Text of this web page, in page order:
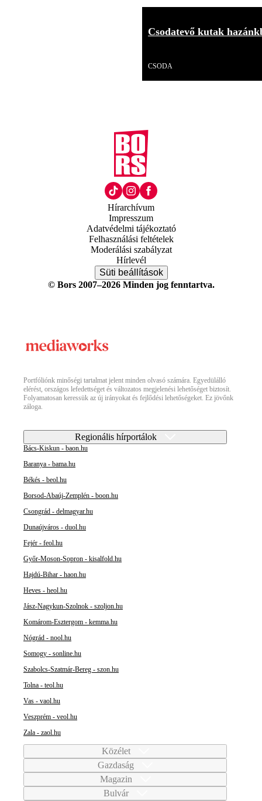
Csodatevő kutak
CSODA
Hírarchívum
Impresszum
Adatvédelmi tájékoztató
Felhasználási feltételek
Moderálási szabályzat
Hírlevél
Süti beállítások
© Bors 2007–2026 Minden jog fenntartva.
Portfóliónk minőségi tartalmat jelent minden olvasó számára. Egyedülálló
elérést, országos lefedettséget és változatos megjelenési lehetőséget biztosít.
Folyamatosan keressük az új irányokat és fejlődési lehetőségeket. Ez jövőnk
záloga.
Regionális hírportálok
Bács-Kiskun - baon.hu
Baranya - bama.hu
Békés - beol.hu
Borsod-Abaúj-Zemplén - boon.hu
Csongrád - delmagyar.hu
Dunaújváros - duol.hu
Fejér - feol.hu
Győr-Moson-Sopron - kisalfold.hu
Hajdú-Bihar - haon.hu
Heves - heol.hu
Jász-Nagykun-Szolnok - szoljon.hu
Komárom-Esztergom - kemma.hu
Nógrád - nool.hu
Somogy - sonline.hu
Szabolcs-Szatmár-Bereg - szon.hu
Tolna - teol.hu
Vas - vaol.hu
Veszprém - veol.hu
Zala - zaol.hu
Közélet
Gazdaság
Magazin
Bulvár